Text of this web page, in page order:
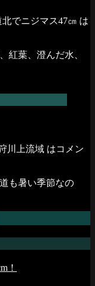
北でニジマス47㎝ は
紅葉、澄んだ水、
川上流域 はコメン
も暑い季節なの
！